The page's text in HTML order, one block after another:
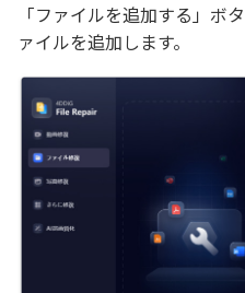
「ファイルを追加する」ボ
ァイルを追加します。